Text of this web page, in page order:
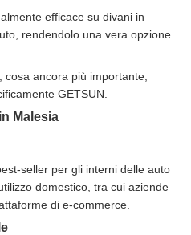
efficace su divani in
rendendolo una vera opzione
ancora più importante,
GETSUN.
Malesia
seller per gli interni delle auto
domestico, tra cui aziende
di e-commerce.